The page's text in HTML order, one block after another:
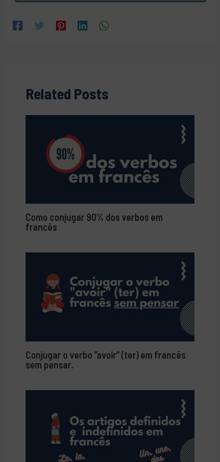
Related Posts
Como conjugar 90% dos verbos em
francês
Conjugar o verbo “avoir” (ter) em francês
sem pensar.